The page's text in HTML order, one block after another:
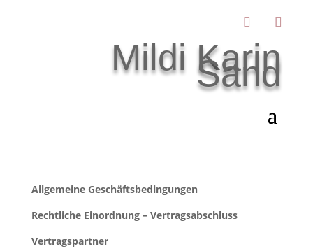
Mildi Karin
Sand
Allgemeine Geschäftsbedingungen
Rechtliche Einordnung – Vertragsabschluss
Vertragspartner